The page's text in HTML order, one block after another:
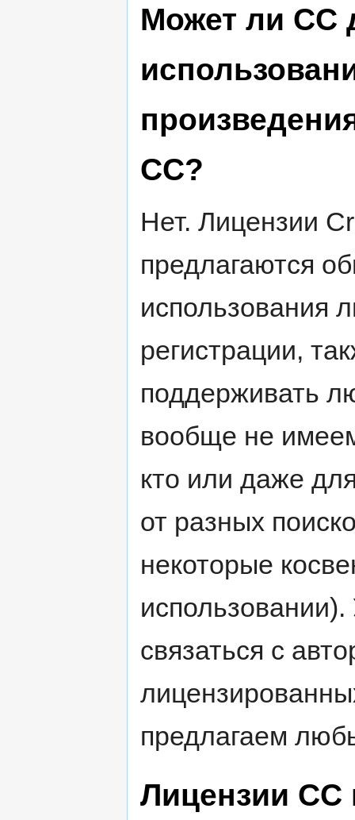
Может ли CC
CC?
Нет. Лицензии
предлагаются
использования
регистрации,
поддерживать
вообще не
кто или даже
от разных
некоторые
связаться с
предлагаем
Лицензии